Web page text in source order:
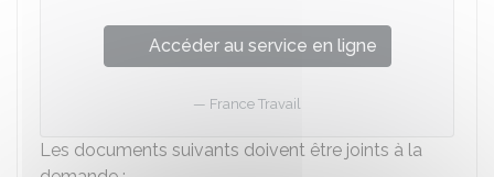
Accéder au service en ligne
France Travail
Les documents suivants doivent être joints à la